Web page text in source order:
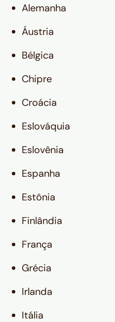
Alemanha
Áustria
Bélgica
Chipre
Croácia
Eslováquia
Eslovênia
Espanha
Estônia
Finlândia
França
Grécia
Irlanda
Itália